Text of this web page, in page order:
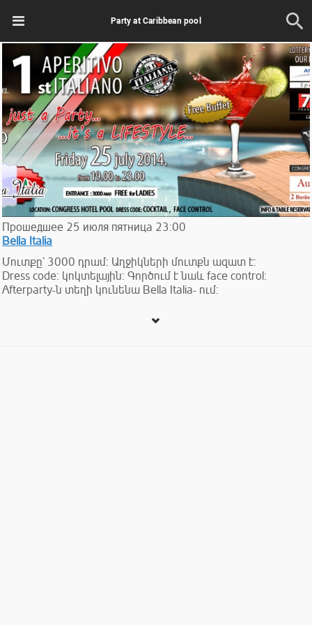
Party at Caribbean pool
Прошедшее 25 июля пятница 23:00
Bella Italia
Մուտքը` 3000 դրամ: Աղջիկների մուտքն ազատ է:
Dress code: կոկտելային: Գործում է նաև face control:
Afterparty-ն տեղի կունենա Bella Italia- ում: